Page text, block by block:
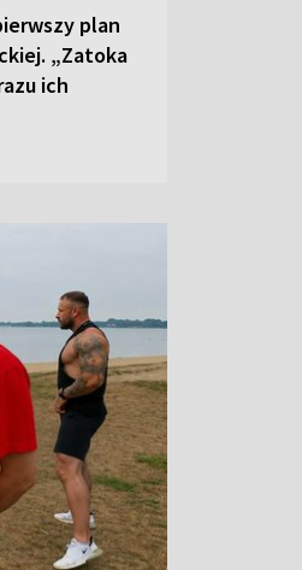
plan
„Zatoka
ich